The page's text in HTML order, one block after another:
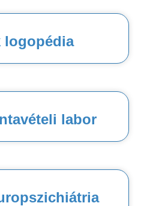
logopédia
labor